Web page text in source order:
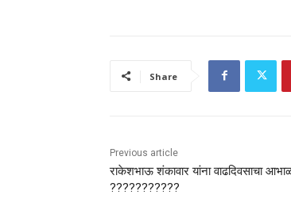
Share
Previous article
राकेशभाऊ शंकावार यांना वाढदिवसाचा
???????????